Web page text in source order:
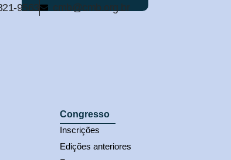
9563 cmb@cmb.org.br
Congresso
Inscrições
Edições anteriores